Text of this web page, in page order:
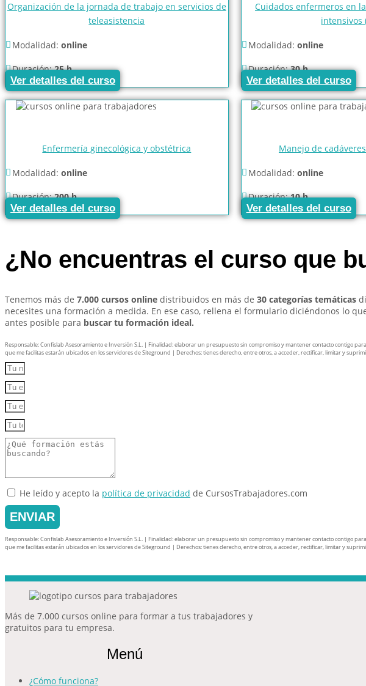
Organización de la jornada de trabajo en servicios de
teleasistencia
Modalidad: online
Duración:25 h
Ver detalles del curso
Cuidados enfermeros en
intensivos
Modalidad: online
Duración:30 h
Ver detalles del curso
Enfermería ginecológica y obstétrica
Modalidad: online
Duración:200 h
Ver detalles del curso
Manejo de
Modalidad: online
Duración:10 h
Ver detalles del curso
¿No encuentras el curso que
Tenemos más de 7.000 cursos online distribuidos en más de 30 categorías temáticas
necesites una formación a medida. En ese caso, rellena el formulario diciéndonos lo
antes posible para buscar tu formación ideal.
Responsable: Confislab Asesoramiento e Inversión S.L. | Finalidad: elaborar un presupuesto sin compromiso y mantener contacto contigo
que me facilitas estarán ubicados en los servidores de Siteground | Derechos: tienes derecho, entre otros, a acceder, rectificar, limitar y
He leído y acepto la política de privacidad de CursosTrabajadores.com
ENVIAR
Responsable: Confislab Asesoramiento e Inversión S.L. | Finalidad: elaborar un presupuesto sin compromiso y mantener contacto contigo
que me facilitas estarán ubicados en los servidores de Siteground | Derechos: tienes derecho, entre otros, a acceder, rectificar, limitar y
Más de 7.000 cursos online para formar a tus trabajadores y
gratuitos para tu empresa.
Menú
¿Cómo funciona?